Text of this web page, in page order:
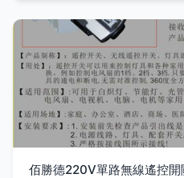
佰勝德220V單路無線遙控